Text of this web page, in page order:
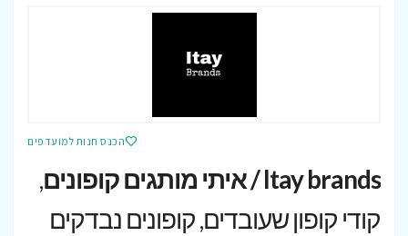
הכנס חנות למועדפים
Itay brands / איתי מותגים קופונים
,
קודי קופון שעובדים, קופונים נבדקים